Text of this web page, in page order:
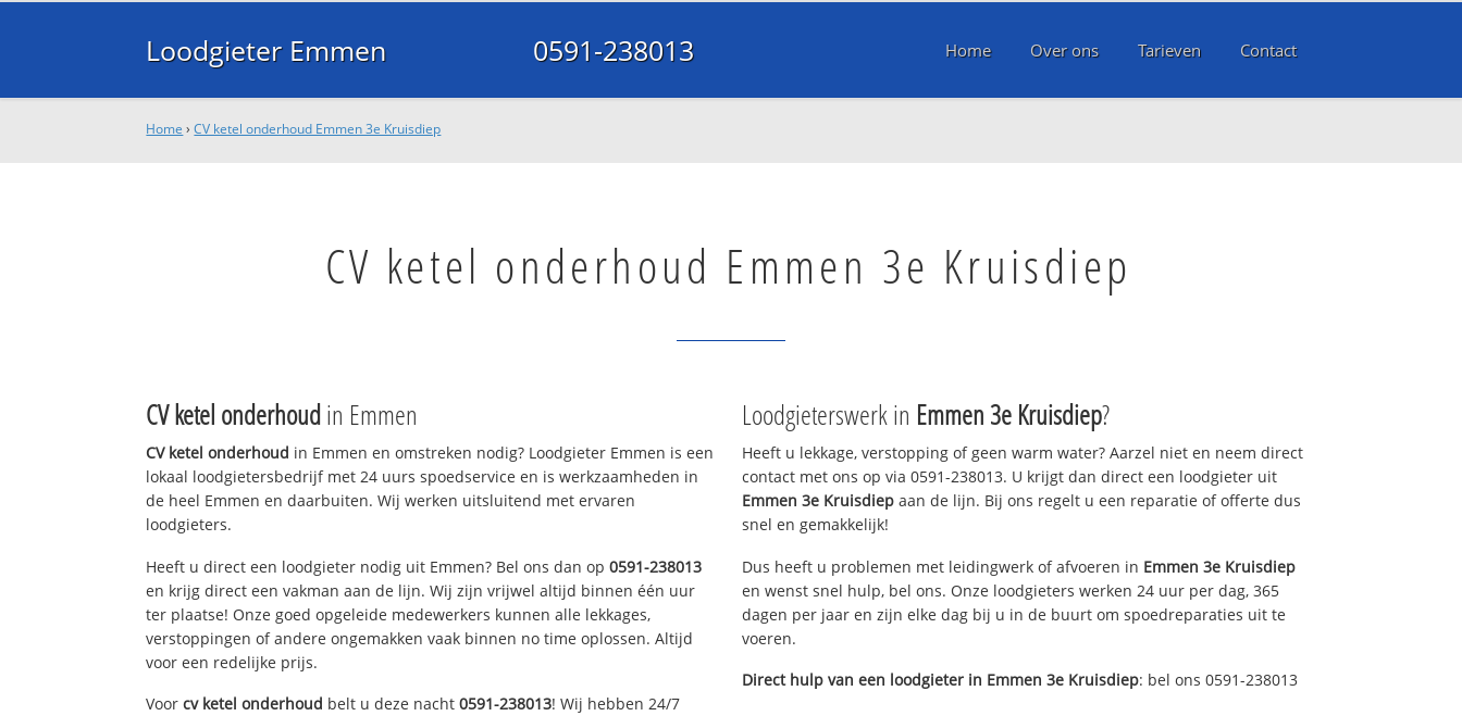
Loodgieter Emmen 0591-238013 Home Over ons Tarieven Contact
Home ›CV ketel onderhoud Emmen 3e Kruisdiep
CV ketel onderhoud Emmen 3e Kruisdiep
CV ketel onderhoudin Emmen
CV ketel onderhoud in Emmen en omstreken nodig? Loodgieter Emmen is een
lokaal loodgietersbedrijf met 24 uurs spoedservice en is werkzaamheden in
de heel Emmen en daarbuiten. Wij werken uitsluitend met ervaren
loodgieters.
Heeft u direct een loodgieter nodig uit Emmen? Bel ons dan op0591-238013
en krijg direct een vakman aan de lijn. Wij zijn vrijwel altijd binnen één uur
ter plaatse! Onze goed opgeleide medewerkers kunnen alle lekkages,
verstoppingen of andere ongemakken vaak binnen no time oplossen. Altijd
voor een redelijke prijs.
Voorcv ketel onderhoud belt u deze nacht0591-238013! Wij hebben 24/7
Loodgieterswerk in Emmen 3e Kruisdiep?
Heeft u lekkage, verstopping of geen warm water? Aarzel niet en neem direct
contact met ons op via 0591-238013. U krijgt dan direct een loodgieter uit
Emmen 3e Kruisdiep aan de lijn. Bij ons regelt u een reparatie of offerte dus
snel en gemakkelijk!
Dus heeft u problemen met leidingwerk of afvoeren in Emmen 3e Kruisdiep
en wenst snel hulp, bel ons. Onze loodgieters werken 24 uur per dag, 365
dagen per jaar en zijn elke dag bij u in de buurt om spoedreparaties uit te
voeren.
Direct hulp van een loodgieter in Emmen 3e Kruisdiep: bel ons 0591-238013